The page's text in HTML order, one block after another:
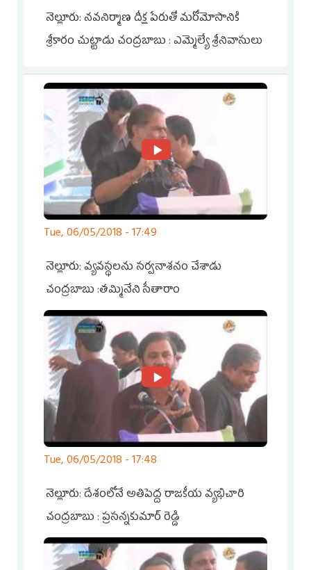
నెల్లూరు: నవనిర్మాణ దీక్ష పేరుతో మరోమోసానికి
శ్రీకారం చుట్టాడు చంద్రబాబు : ఎమ్మెల్యే శ్రీనివాసులు
Tue, 06/05/2018 - 17:49
నెల్లూరు: వ్యవస్థలను సర్వనాశనం చేశాడు
చంద్రబాబు :తమ్మినేని సీతారాం
Tue, 06/05/2018 - 17:48
నెల్లూరు: దేశంలోనే అతిపెద్ద రాజకీయ వ్యభిచారి
చంద్రబాబు : ప్రసన్నకుమార్ రెడ్డి